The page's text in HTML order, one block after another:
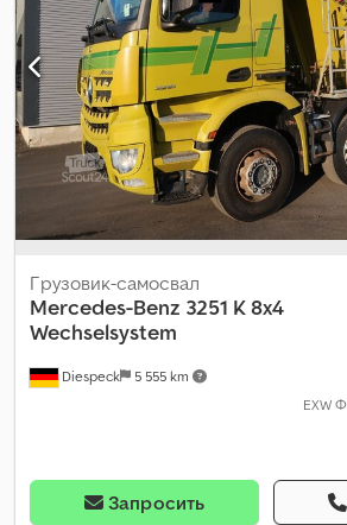
Diespeck 5 555 km
Грузовик-самосвал
Mercedes-Benz 3251 K 8x4
Wechselsystem
EXW
Запросить